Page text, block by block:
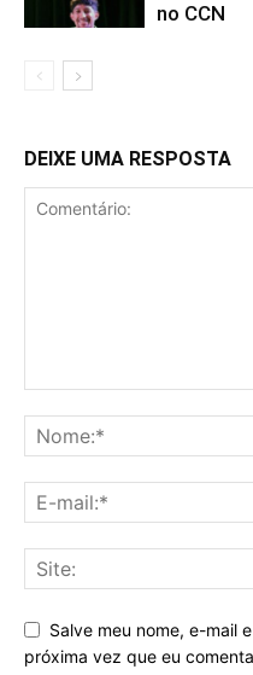
no CCN
DEIXE UMA RESPOSTA
Salve meu nome, e-mail
próxima vez que eu